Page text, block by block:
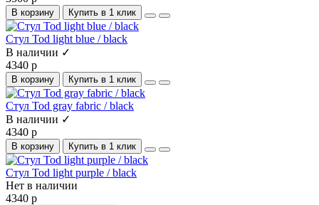
В корзину Купить в 1 клик
Стул Tod light blue / black
В наличии ✓
4340 р
В корзину Купить в 1 клик
Стул Tod gray fabric / black
В наличии ✓
4340 р
В корзину Купить в 1 клик
Стул Tod light purple / black
Нет в наличии
4340 р